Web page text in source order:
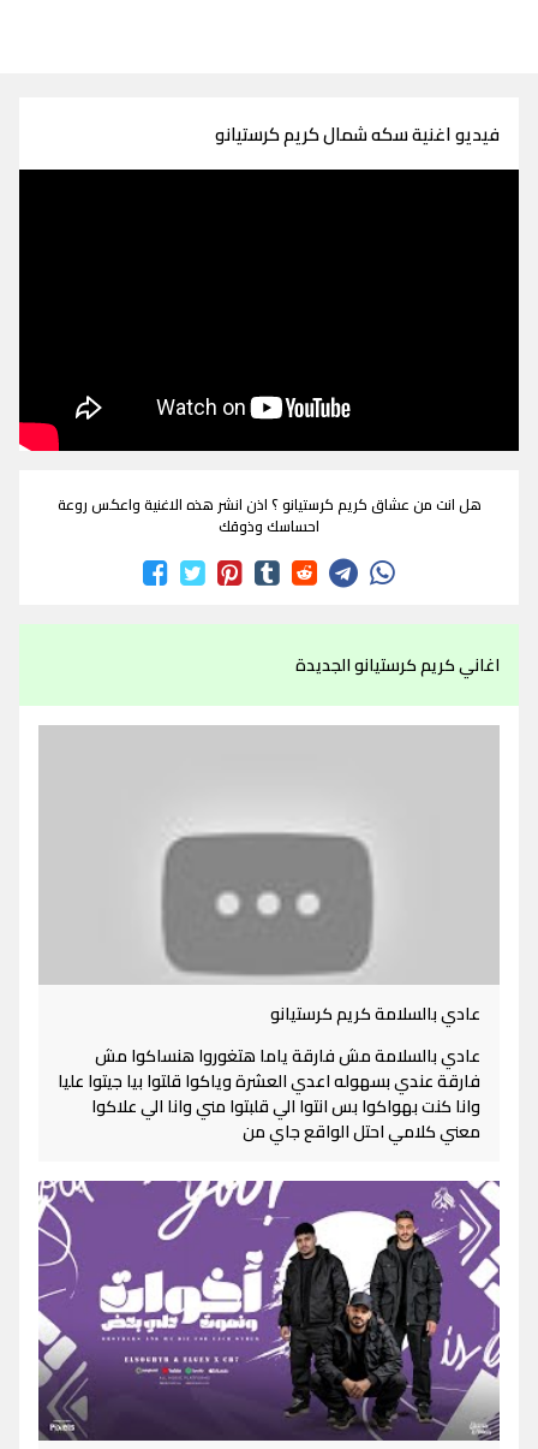
فيديو اغنية سكه شمال كريم كرستيانو
هل انت من عشاق كريم كرستيانو ؟ اذن انشر هذه الاغنية واعكس روعة
احساسك وذوقك
اغاني كريم كرستيانو الجديدة
عادي بالسلامة كريم كرستيانو
عادي بالسلامة مش فارقة ياما هتغوروا هنساكوا مش
فارقة عندي بسهوله اعدي العشرة وياكوا قلتوا بيا جيتوا عليا
وانا كنت بهواكوا بس انتوا الي قلبتوا مني وانا الي علاكوا
معني كلامي احتل الواقع جاي من